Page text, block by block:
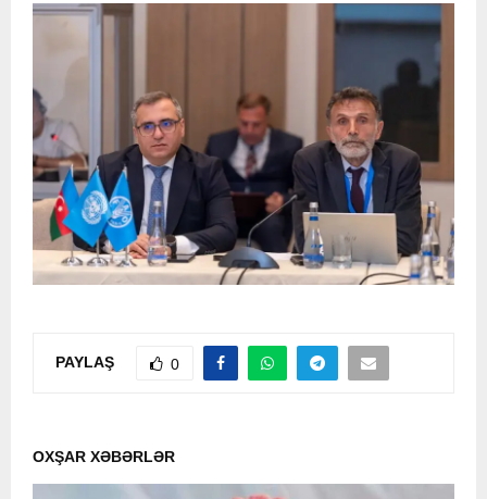
PAYLAŞ 0
OXŞAR XƏBƏRLƏR